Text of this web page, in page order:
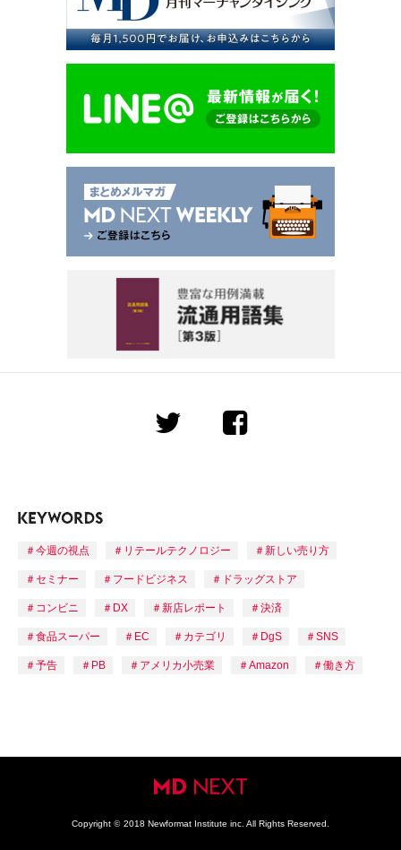
今週の視点 リテールテクノロジー 新しい売り方
セミナー フードビジネス ドラッグストア
コンビニ DX 新店レポート 決済
食品スーパー EC カテゴリ DgS SNS
予告 PB アメリカ小売業 Amazon 働き方
Copyright © 2018 Newformat Institute inc. All Rights Reserved.